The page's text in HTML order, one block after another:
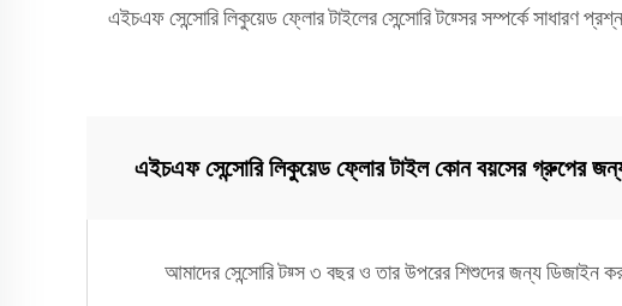
এইচএফ সেন্সোরি লিকুয়েড ফ্লোর টাইলের সেন্সোরি টয়্সের সম্পর্কে সাধারণ
এইচএফ সেন্সোরি লিকুয়েড ফ্লোর টাইল কোন বয়সের গ্রুপের
আমাদের সেন্সোরি টয়্স ৩ বছর ও তার উপরের শিশুদের জন্য ডিজাইন